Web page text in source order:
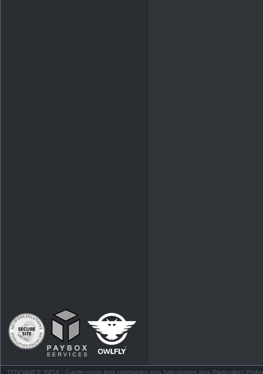
TENDANCE INOX - Garde-corps inox rambardes inox balustrades inox Particuliers